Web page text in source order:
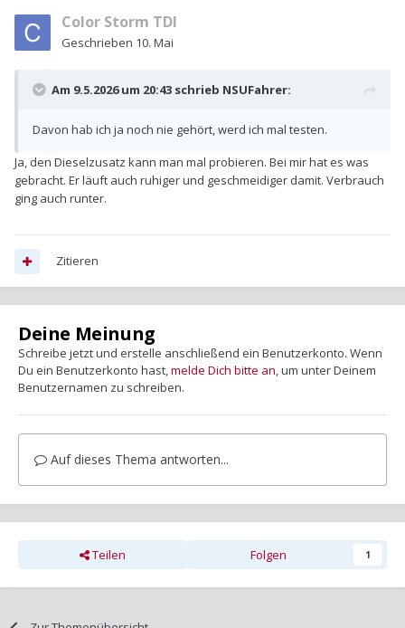
Color Storm TDI
Geschrieben 10. Mai
Am 9.5.2026 um 20:43 schrieb NSUFahrer:
Davon hab ich ja noch nie gehört, werd ich mal testen.
Ja, den Dieselzusatz kann man mal probieren. Bei mir hat es was
gebracht. Er läuft auch ruhiger und geschmeidiger damit. Verbrauch
ging auch runter.
Zitieren
Deine Meinung
Schreibe jetzt und erstelle anschließend ein Benutzerkonto. Wenn
Du ein Benutzerkonto hast,melde Dich bitte an, um unter Deinem
Benutzernamen zu schreiben.
Auf dieses Thema antworten...
Teilen Folgen 1